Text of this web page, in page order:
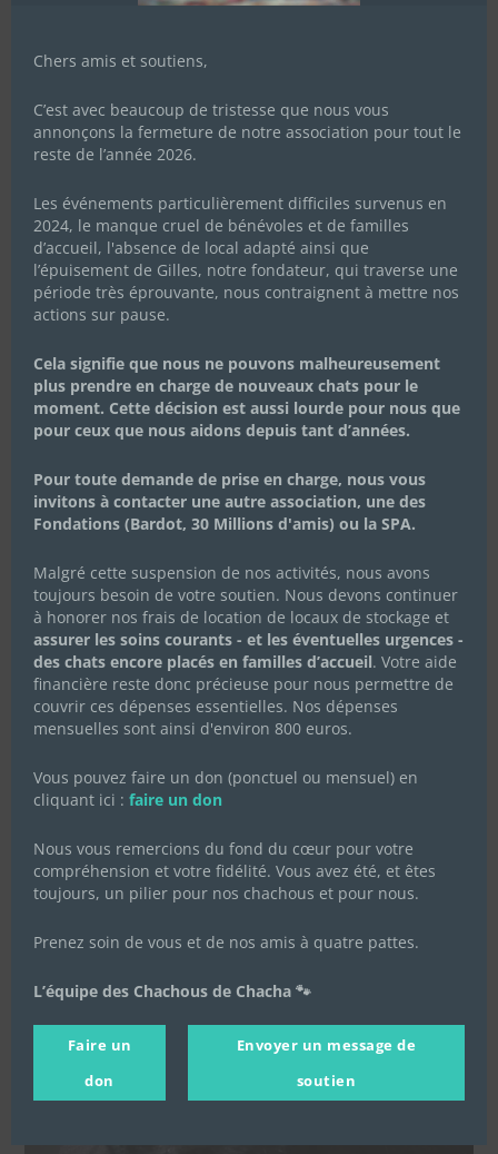
Je souhaite m'inscrire à la newsletter des
En cochant cette case, j'accepte de recevoir par email les
actualités de l'association et j'accepte la Politique de
confidentialité de l'association.
Chers amis et soutiens,
C’est avec beaucoup de tristesse que nous vous
annonçons la fermeture de notre association pour tout le
reste de l’année 2026.
Les événements particulièrement difficiles survenus en
2024, le manque cruel de bénévoles et de familles
d’accueil, l'absence de local adapté ainsi que
l’épuisement de Gilles, notre fondateur, qui traverse une
période très éprouvante, nous contraignent à mettre nos
actions sur pause.
Cela signifie que nous ne pouvons malheureusement
plus prendre en charge de nouveaux chats pour le
moment. Cette décision est aussi lourde pour nous que
pour ceux que nous aidons depuis tant d’années.
Pour toute demande de prise en charge, nous vous
invitons à contacter une autre association, une des
Fondations (Bardot, 30 Millions d'amis) ou la SPA.
Malgré cette suspension de nos activités, nous avons
toujours besoin de votre soutien. Nous devons continuer
à honorer nos frais de location de locaux de stockage et
assurer les soins courants - et les éventuelles urgences -
des chats encore placés en familles d’accueil. Votre aide
financière reste donc précieuse pour nous permettre de
couvrir ces dépenses essentielles. Nos dépenses
mensuelles sont ainsi d'environ 800 euros.
Vous pouvez faire un don (ponctuel ou mensuel) en
cliquant ici : faire un don
Nous vous remercions du fond du cœur pour votre
compréhension et votre fidélité. Vous avez été, et êtes
toujours, un pilier pour nos chachous et pour nous.
Prenez soin de vous et de nos amis à quatre pattes.
L’équipe des Chachous de Chacha 🐾
Faire un
don
Envoyer un message de
soutien